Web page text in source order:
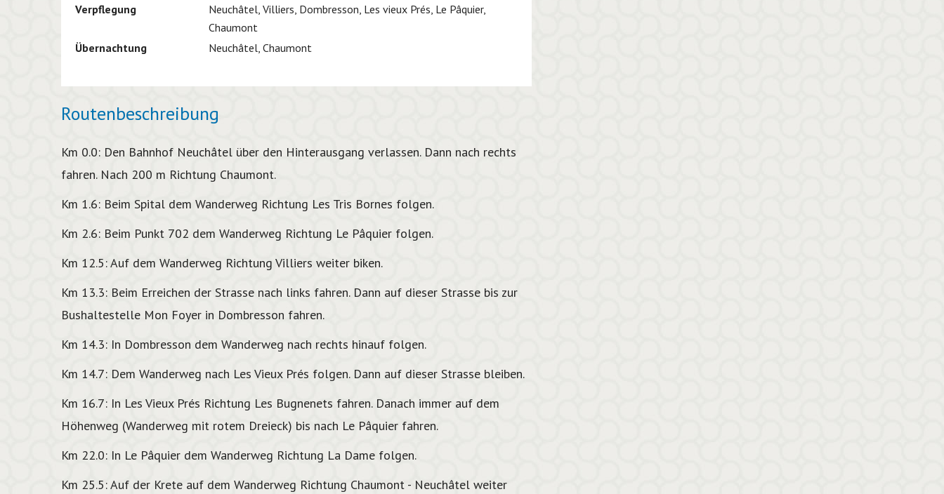
Verpflegung
Neuchâtel, Villiers, Dombresson, Les vieux Prés, Le Pâquier,
Chaumont
Übernachtung
Neuchâtel, Chaumont
Routenbeschreibung
Km 0.0: Den Bahnhof Neuchâtel über den Hinterausgang verlassen. Dann nach rechts
fahren. Nach 200 m Richtung Chaumont.
Km 1.6: Beim Spital dem Wanderweg Richtung Les Tris Bornes folgen.
Km 2.6: Beim Punkt 702 dem Wanderweg Richtung Le Pâquier folgen.
Km 12.5: Auf dem Wanderweg Richtung Villiers weiter biken.
Km 13.3: Beim Erreichen der Strasse nach links fahren. Dann auf dieser Strasse bis zur
Bushaltestelle Mon Foyer in Dombresson fahren.
Km 14.3: In Dombresson dem Wanderweg nach rechts hinauf folgen.
Km 14.7: Dem Wanderweg nach Les Vieux Prés folgen. Dann auf dieser Strasse bleiben.
Km 16.7: In Les Vieux Prés Richtung Les Bugnenets fahren. Danach immer auf dem
Höhenweg (Wanderweg mit rotem Dreieck) bis nach Le Pâquier fahren.
Km 22.0: In Le Pâquier dem Wanderweg Richtung La Dame folgen.
Km 25.5: Auf der Krete auf dem Wanderweg Richtung Chaumont - Neuchâtel weiter